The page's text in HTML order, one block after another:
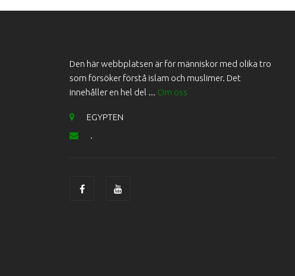
Den här webbplatsen är för människor med olika tro
som försöker förstå islam och muslimer. Det
innehåller en hel del ... Om oss
EGYPTEN
.